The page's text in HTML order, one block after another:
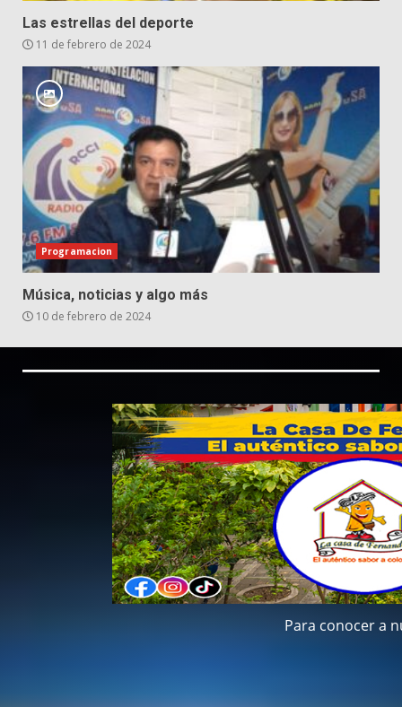
Las estrellas del deporte
11 de febrero de 2024
Programacion
Música, noticias y algo más
10 de febrero de 2024